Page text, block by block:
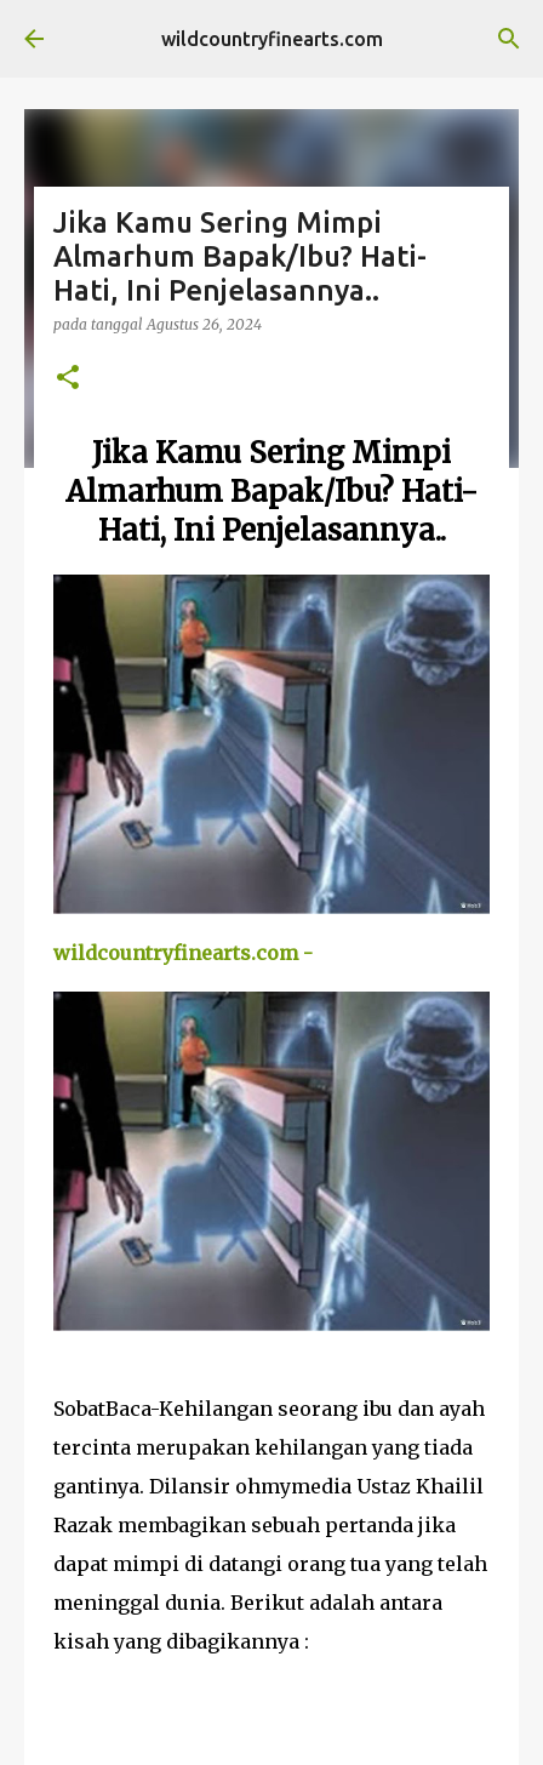
Langsung ke konten utama
wildcountryfinearts.com
Jika Kamu Sering Mimpi
Almarhum Bapak/Ibu? Hati-
Hati, Ini Penjelasannya..
pada tanggalAgustus 26, 2024
Jika Kamu Sering Mimpi
Almarhum Bapak/Ibu? Hati-
Hati, Ini Penjelasannya..
wildcountryfinearts.com -
SobatBaca-Kehilangan seorang ibu dan ayah
tercinta merupakan kehilangan yang tiada
gantinya. Dilansir ohmymedia Ustaz Khailil
Razak membagikan sebuah pertanda jika
dapat mimpi di datangi orang tua yang telah
meninggal dunia. Berikut adalah antara
kisah yang dibagikannya :